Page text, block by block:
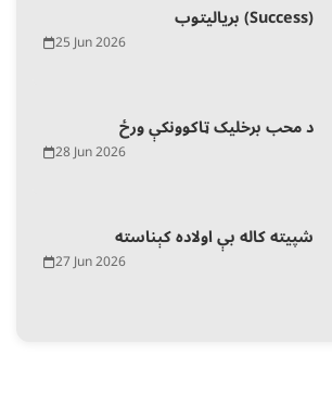
بریالیتوب (Success)
25 Jun 2026
د محب برخلیک ټاکوونکې ورځ
28 Jun 2026
شپیته کاله بې اولاده کېناسته
27 Jun 2026